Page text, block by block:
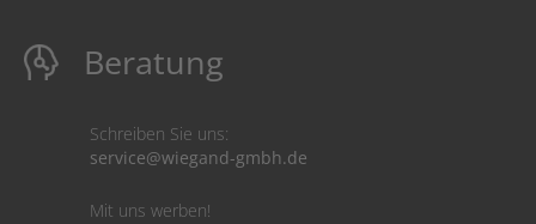
Beratung
Schreiben Sie uns:
service@wiegand-gmbh.de
Mit uns werben!